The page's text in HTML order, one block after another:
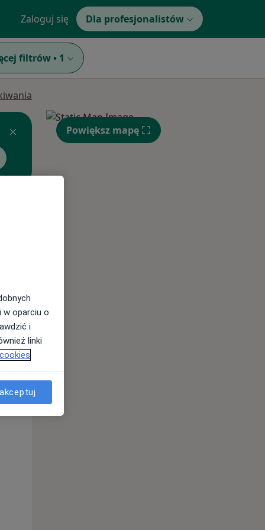
Zaloguj się Dla profesjonalistów
filtrów • 1
Pon,
10 Sie
Powiększ mapę
w oparciu o
i
linki